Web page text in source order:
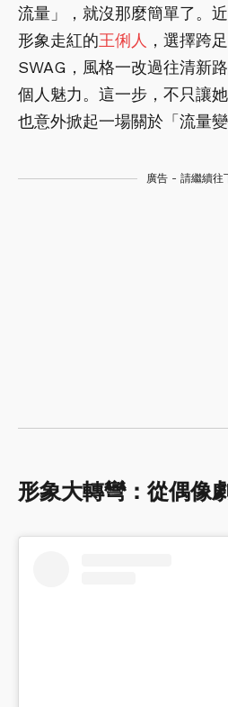
流量」，就沒那麼簡單了。
形象走紅的王俐人 ，選擇跨
SWAG，風格一改過往清新
個人魅力。這一步，不只讓
也意外掀起一場關於「流量變
廣告 - 請繼續往
形象大轉彎：從偶像